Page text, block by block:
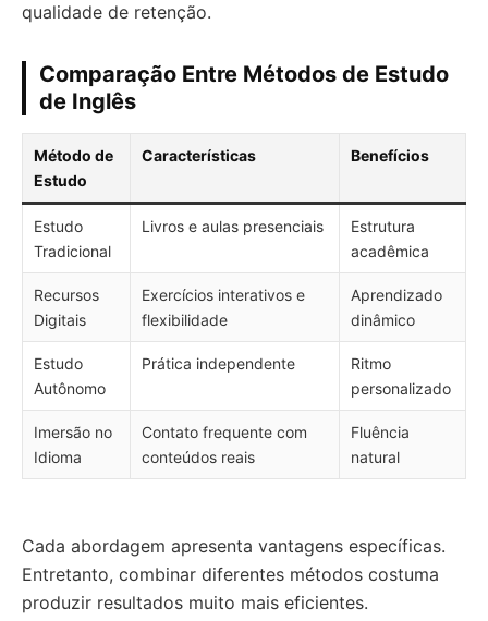
qualidade de retenção.
Comparação Entre Métodos de Estudo
de Inglês
Método de
Estudo
Características Benefícios
Estudo
Tradicional
Livros e aulas presenciais
Estrutura
acadêmica
Recursos
Digitais
Exercícios interativos e
flexibilidade
Aprendizado
dinâmico
Estudo
Autônomo
Prática independente
Ritmo
personalizado
Imersão no
Idioma
Contato frequente com
conteúdos reais
Fluência
natural
Cada abordagem apresenta vantagens específicas.
Entretanto, combinar diferentes métodos costuma
produzir resultados muito mais eficientes.